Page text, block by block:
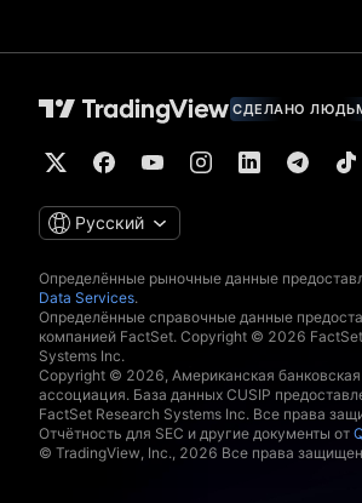
СДЕЛАНО
Русский
Определённые рыночные данные
Data Services.
Определённые справочные данные
компанией FactSet. Copyright © 2026
Systems Inc.
Copyright © 2026, Американская банковская
ассоциация. База данных CUSIP
FactSet Research Systems Inc. Все права
Отчётность для SEC и другие документы от
© TradingView, Inc., 2026 Все права